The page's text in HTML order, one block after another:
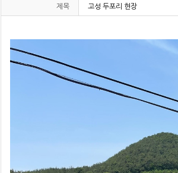
제목 고성 두포리 현장